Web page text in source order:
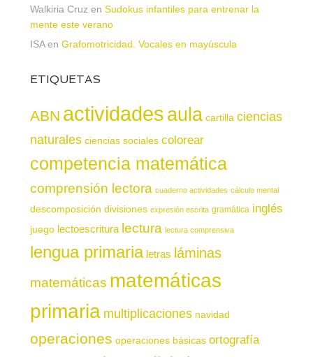
Walkiria Cruz en Sudokus infantiles para entrenar la
mente este verano
ISAen Grafomotricidad. Vocales en mayúscula
ETIQUETAS
ABN actividadesaula cartilla ciencias
naturales ciencias sociales colorear
competencia matemática
comprensión lectora cuaderno actividades cálculo mental
descomposición divisiones expresión escrita gramática inglés
juego lectoescritura lectura lectura comprensiva
lengua primaria letras láminas
matemáticas matemáticas
primaria multiplicaciones navidad
operaciones operaciones básicas ortografía